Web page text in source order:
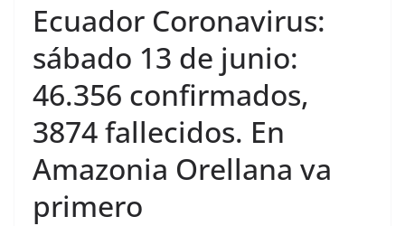
Ecuador Coronavirus:
sábado 13 de junio:
46.356 confirmados,
3874 fallecidos. En
Amazonia Orellana va
primero